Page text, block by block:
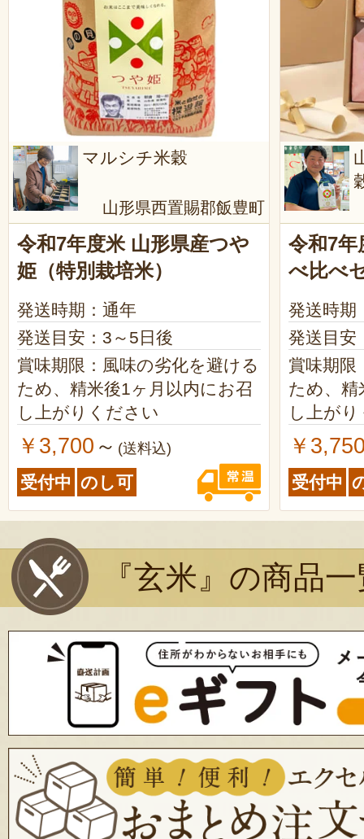
マルシチ米穀
山形県西置賜郡飯豊町
令和7年度米 山形県産つや
姫（特別栽培米）
発送時期：通年
発送目安：3～5日後
賞味期限：風味の劣化を避ける
ため、精米後1ヶ月以内にお召
し上がりください
￥3,700 ～ (送料込)
受付中 のし可
令和7年
べ比べ
発送時期
発送目安
賞味期限
ため、精
し上が
￥
受付中
『玄米』の商品